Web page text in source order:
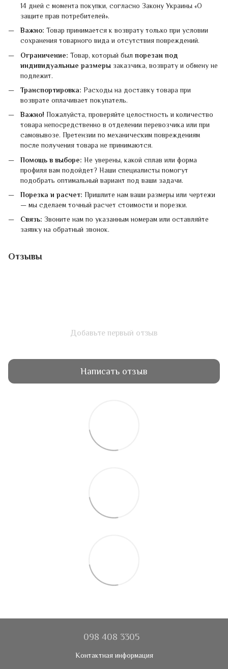
14 дней с момента покупки, согласно Закону Украины «О
защите прав потребителей».
Важно: Товар принимается к возврату только при условии
сохранения товарного вида и отсутствия повреждений.
Ограничение: Товар, который был порезан под
индивидуальные размеры заказчика, возврату и обмену не
подлежит.
Транспортировка: Расходы на доставку товара при
возврате оплачивает покупатель.
Важно! Пожалуйста, проверяйте целостность и количество
товара непосредственно в отделении перевозчика или при
самовывозе. Претензии по механическим повреждениям
после получения товара не принимаются.
Помощь в выборе: Не уверены, какой сплав или форма
профиля вам подойдет? Наши специалисты помогут
подобрать оптимальный вариант под ваши задачи.
Порезка и расчет: Пришлите нам ваши размеры или чертежи
— мы сделаем точный расчет стоимости и порезки.
Связь: Звоните нам по указанным номерам или оставляйте
заявку на обратный звонок.
Отзывы
Добавьте первый отзыв
Написать отзыв
098 408 3305
Контактная информация